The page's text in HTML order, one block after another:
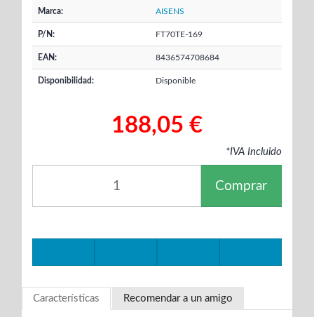
Marca: AISENS
P/N: FT70TE-169
EAN: 8436574708684
Disponibilidad: Disponible
188,05 €
*IVA Incluido
Comprar
Características Recomendar a un amigo